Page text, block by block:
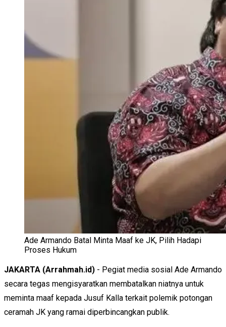
Ade Armando Batal Minta Maaf ke JK, Pilih Hadapi
Proses Hukum
JAKARTA (Arrahmah.id) - Pegiat media sosial Ade Armando
secara tegas mengisyaratkan membatalkan niatnya untuk
meminta maaf kepada Jusuf Kalla terkait polemik potongan
ceramah JK yang ramai diperbincangkan publik.